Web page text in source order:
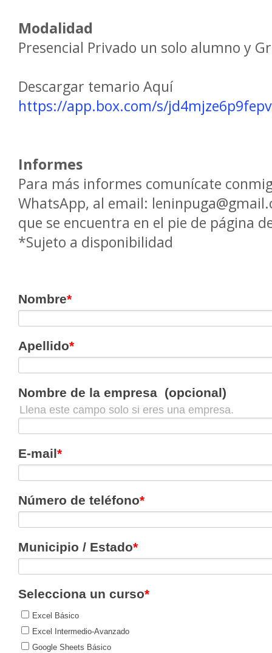
Modalidad
Presencial Privado un solo alumno y
Descargar temario Aquí
https://app.box.com/s/
Informes
Para más informes comunícate
WhatsApp, al email:
que se encuentra en el pie de página
*Sujeto a disponibilidad